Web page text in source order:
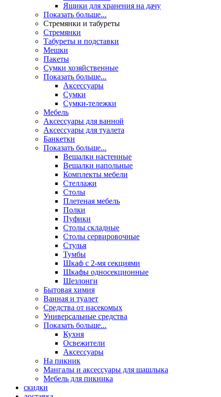
Ящики для хранения на дачу
Показать больше...
Стремянки и табуреты
Стремянки
Табуреты и подставки
Мешки
Пакеты
Сумки хозяйственные
Показать больше...
Аксессуары
Сумки
Сумки-тележки
Мебель
Аксессуары для ванной
Аксессуары для туалета
Банкетки
Показать больше...
Вешалки настенные
Вешалки напольные
Комплекты мебели
Стеллажи
Столы
Плетеная мебель
Полки
Пуфики
Столы складные
Столы сервировочные
Стулья
Тумбы
Шкаф с 2-мя секциями
Шкафы односекционные
Шезлонги
Бытовая химия
Ванная и туалет
Средства от насекомых
Универсальные средства
Показать больше...
Кухня
Освежители
Аксессуары
На пикник
Мангалы и аксессуары для шашлыка
Мебель для пикника
скидки